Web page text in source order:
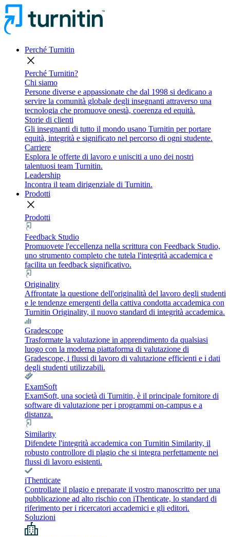
Perché Turnitin
close
Perché Turnitin?
Chi siamo
Persone diverse e appassionate che dal 1998 si dedicano a
servire la comunità globale degli insegnanti attraverso una
tecnologia che promuove onestà, coerenza ed equità.
Storie di clienti
Gli insegnanti di tutto il mondo usano Turnitin per portare
equità, integrità e significato nel percorso di ogni studente.
Carriere
Esplora le offerte di lavoro e unisciti a uno dei nostri
talentuosi team Turnitin.
Leadership
Incontra il team dirigenziale di Turnitin.
Prodotti
close
Prodotti
Feedback Studio
Promuovete l'eccellenza nella scrittura con Feedback Studio,
uno strumento completo che tutela l'integrità accademica e
facilita un feedback significativo.
Originality
Affrontate la questione dell'originalità del lavoro degli studenti
e le tendenze emergenti della cattiva condotta accademica con
Turnitin Originality, il nuovo standard di integrità accademica.
Gradescope
Trasformate la valutazione in apprendimento da qualsiasi
luogo con la moderna piattaforma di valutazione di
Gradescope, i flussi di lavoro di valutazione efficienti e i dati
degli studenti utilizzabili.
ExamSoft
ExamSoft, una società di Turnitin, è il principale fornitore di
software di valutazione per i programmi on-campus e a
distanza.
Similarity
Difendete l'integrità accademica con Turnitin Similarity, il
robusto controllore di plagio che si integra perfettamente nei
flussi di lavoro esistenti.
iThenticate
Controllate il plagio e preparate il vostro manoscritto per una
pubblicazione ad alto rischio con iThenticate, lo standard di
riferimento per i ricercatori accademici e gli editori.
Soluzioni